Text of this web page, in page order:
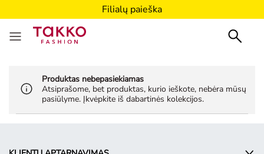
Filialų paieška
Produktas nebepasiekiamas
Atsiprašome, bet produktas, kurio ieškote, nebėra mūsų
pasiūlyme. Įkvėpkite iš dabartinės kolekcijos.